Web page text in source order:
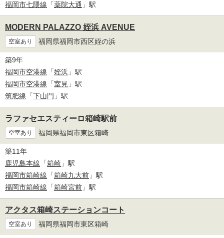
福岡市七隈線 「薬院大通 」駅
MODERN PALAZZO 姪浜 AVENUE
空室あり 福岡県福岡市西区姪の浜
築9年
福岡市空港線 「姪浜 」駅
福岡市空港線 「室見 」駅
筑肥線 「下山門 」駅
ラファセエスティーロ箱崎駅前
空室あり 福岡県福岡市東区箱崎
築11年
鹿児島本線 「箱崎 」駅
福岡市箱崎線 「箱崎九大前 」駅
福岡市箱崎線 「箱崎宮前 」駅
アクタス箱崎ステーションコート
空室あり 福岡県福岡市東区箱崎